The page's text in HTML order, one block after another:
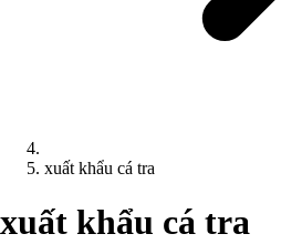
xuất khẩu cá tra
xuất khẩu cá tra